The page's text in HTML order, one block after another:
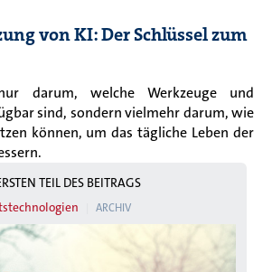
von KI: Der Schlüssel zum
darum, welche Werkzeuge und
sind, sondern vielmehr darum, wie
können, um das tägliche Leben der
TEIL DES BEITRAGS
ARCHIV